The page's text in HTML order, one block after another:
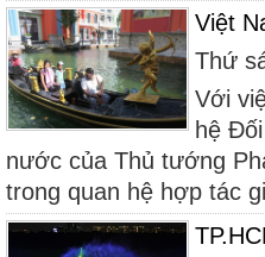
Việt
Thứ
Với
hệ
nước của Thủ tướng
trong quan hệ hợp tác